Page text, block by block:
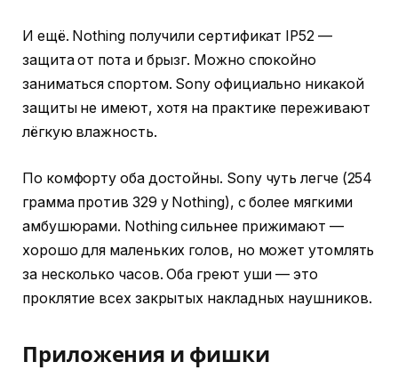
И ещё. Nothing получили сертификат IP52 —
защита от пота и брызг. Можно спокойно
заниматься спортом. Sony официально никакой
защиты не имеют, хотя на практике переживают
лёгкую влажность.
По комфорту оба достойны. Sony чуть легче (254
грамма против 329 у Nothing), с более мягкими
амбушюрами. Nothing сильнее прижимают —
хорошо для маленьких голов, но может утомлять
за несколько часов. Оба греют уши — это
проклятие всех закрытых накладных наушников.
Приложения и фишки